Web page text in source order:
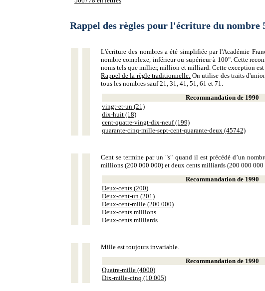
Rappel des règles pour l'écriture du nombre
L'écriture des nombres a été simplifiée par l'Académie
nombre complexe, inférieur ou supérieur à 100". Cette
noms tels que millier, million et milliard. Cette exception
Rappel de la règle traditionnelle: On utilise des traits
tous les nombres sauf 21, 31, 41, 51, 61 et 71.
Recommandation de 1990
vingt-et-un (21)
dix-huit (18)
cent-quatre-vingt-dix-neuf (199)
quarante-cinq-mille-sept-cent-quarante-deux (45742)
Cent se termine par un "s" quand il est précédé d’un
millions (200 000 000) et deux cents milliards (200 000
Recommandation de 1990
Deux-cents (200)
Deux-cent-un (201)
Deux-cent-mille (200 000)
Deux-cents millions
Deux-cents milliards
Mille est toujours invariable.
Recommandation de 1990
Quatre-mille (4000)
Dix-mille-cinq (10 005)